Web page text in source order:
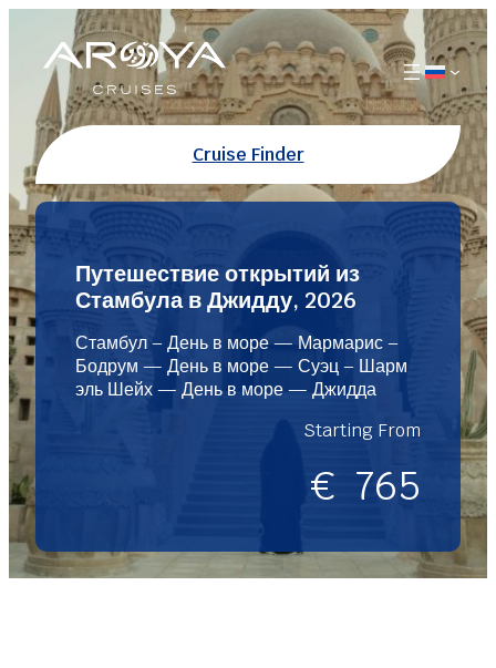
Перейти
содержимому
Cruise Finder
Путешествие открытий из
Стамбула в Джидду, 2026
Стамбул – День в море — Мармарис –
Бодрум — День в море — Суэц – Шарм
эль Шейх — День в море — Джидда
Starting From
€ 765